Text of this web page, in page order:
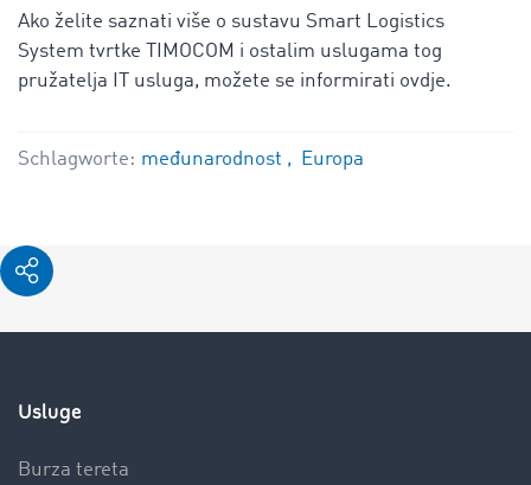
Ako želite saznati više o sustavu Smart Logistics
System tvrtke TIMOCOM i ostalim uslugama tog
pružatelja IT usluga, možete se informirati ovdje.
Schlagworte: međunarodnost Europa
Usluge
Burza tereta